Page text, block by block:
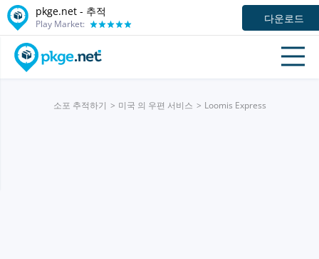
pkge.net - 추적
Play Market: 다운로드
소포 추적하기 미국 의 우편 서비스 Loomis Express